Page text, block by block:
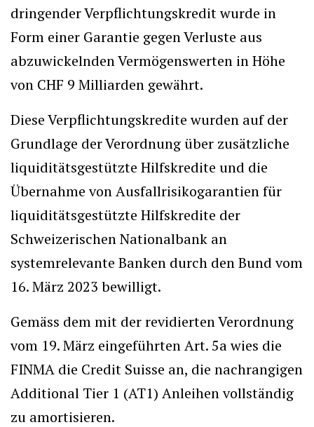
dringender Verpflichtungskredit wurde in
Form einer Garantie gegen Verluste aus
abzuwickelnden Vermögenswerten in Höhe
von CHF 9 Milliarden gewährt.
Diese Verpflichtungskredite wurden auf der
Grundlage der Verordnung über zusätzliche
liquiditätsgestützte Hilfskredite und die
Übernahme von Ausfallrisikogarantien für
liquiditätsgestützte Hilfskredite der
Schweizerischen Nationalbank an
systemrelevante Banken durch den Bund vom
16. März 2023 bewilligt.
Gemäss dem mit der revidierten Verordnung
vom 19. März eingeführten Art. 5a wies die
FINMA die Credit Suisse an, die nachrangigen
Additional Tier 1 (AT1) Anleihen vollständig
zu amortisieren.